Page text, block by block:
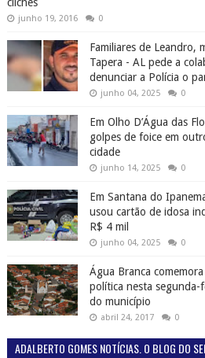
junho 19, 2016 0
Familiares de Leandro,
Tapera - AL pede a
denunciar a Polícia o
junho 04, 2025 0
Em Olho D’Água das
golpes de foice em
cidade
junho 14, 2025 0
Em Santana do
usou cartão de idosa
R$ 4 mil
junho 04, 2025 0
Água Branca
política nesta
do município
abril 24, 2017 0
ADALBERTO GOMES NOTÍCIAS. O BLOG DO